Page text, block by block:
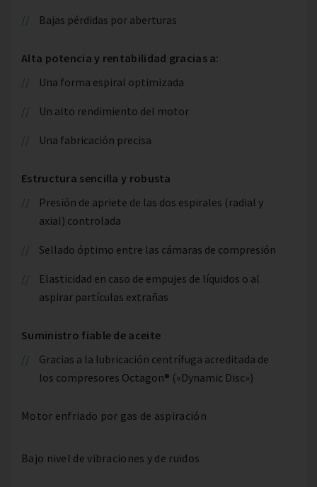
Bajas pérdidas por aberturas
Alta potencia y rentabilidad gracias a:
Una forma espiral optimizada
Un alto rendimiento del motor
Una fabricación precisa
Estructura sencilla y robusta
Presión de apriete de las dos espirales (radial y
axial) controlada
Sellado óptimo entre las cámaras de compresión
Elasticidad en caso de empujes de líquidos o al
aspirar partículas extrañas
Suministro fiable de aceite
Gracias a la lubricación centrífuga acreditada de
los compresores Octagon® («Dynamic Disc»)
Motor enfriado por gas de aspiración
Bajo nivel de vibraciones y de ruidos